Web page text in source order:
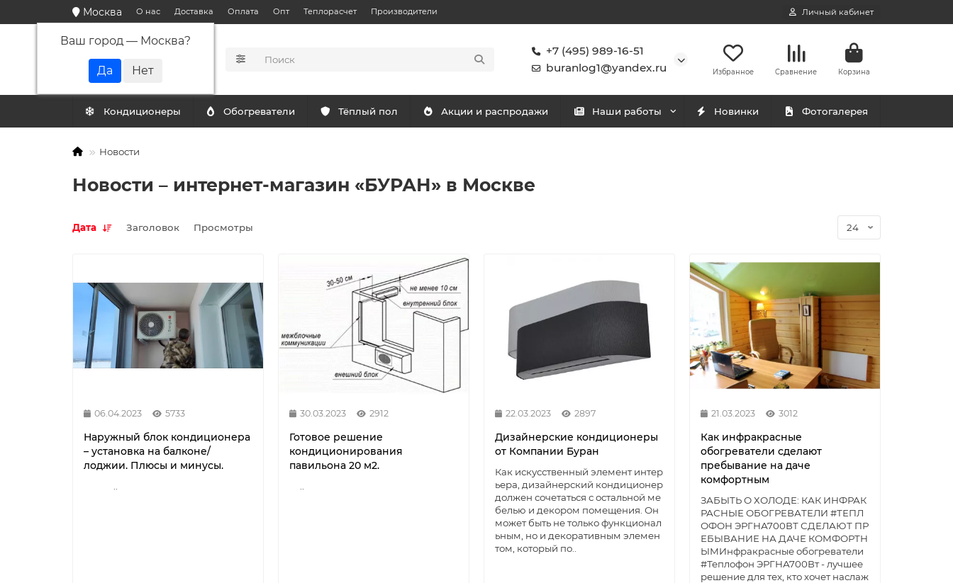
Москва
Ваш город — Москва?
О нас Доставка Оплата Опт Теплорасчет Производители Личный кабинет
+7 (495) 989-16-51
buranlog1@yandex.ru
Избранное Сравнение Корзина
Кондиционеры Обогреватели Тёплый пол Акции и распродажи Наши работы Новинки Фотогалерея
Новости
Новости – интернет-магазин «БУРАН» в Москве
Дата Заголовок Просмотры
06.04.2023 5733
Наружный блок кондиционера
– установка на балконе/
лоджии. Плюсы и минусы.
30.03.2023 2912
Готовое решение
кондиционирования
павильона 20 м2.
22.03.2023 2897
Дизайнерские кондиционеры
от Компании Буран
Как искусственный элемент интер
ьера, дизайнерский кондиционер
должен сочетаться с остальной ме
белью и декором помещения. Он
может быть не только функционал
ьным, но и декоративным элемен
том, который по..
21.03.2023 3012
Как инфракрасные
обогреватели сделают
пребывание на даче
комфортным
ЗАБЫТЬ О ХОЛОДЕ: КАК ИНФРАК
РАСНЫЕ ОБОГРЕВАТЕЛИ #ТЕПЛ
ОФОН ЭРГНА700ВТ СДЕЛАЮТ ПР
ЕБЫВАНИЕ НА ДАЧЕ КОМФОРТН
ЫМИнфракрасные обогреватели
#Теплофон ЭРГНА700Вт - лучшее
решение для тех, кто хочет наслаж